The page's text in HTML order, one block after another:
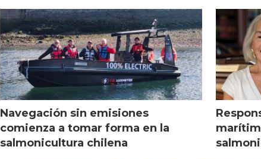
Navegación sin emisiones
comienza a tomar forma en la
salmonicultura chilena